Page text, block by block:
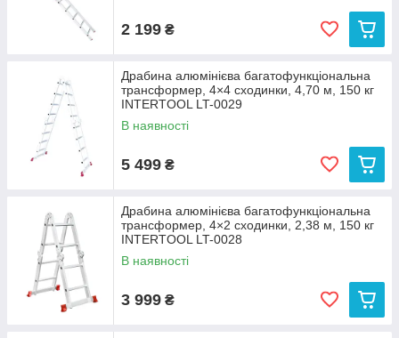
2 199 ₴
Драбина алюмінієва багатофункціональна
трансформер, 4×4 сходинки, 4,70 м, 150 кг
INTERTOOL LT-0029
В наявності
5 499 ₴
Драбина алюмінієва багатофункціональна
трансформер, 4×2 сходинки, 2,38 м, 150 кг
INTERTOOL LT-0028
В наявності
3 999 ₴